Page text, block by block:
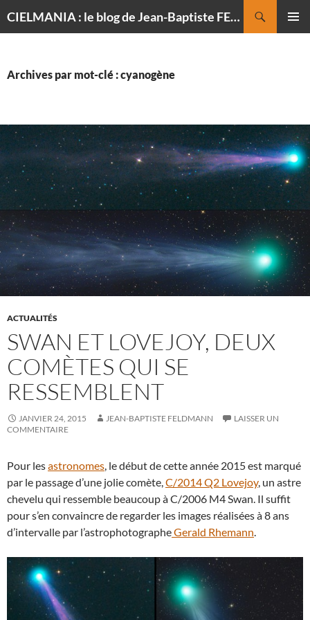
CIELMANIA : le blog de Jean-Baptiste FELDMANN, photographe du ciel
Archives par mot-clé : cyanogène
ACTUALITÉS
SWAN ET LOVEJOY, DEUX
COMÈTES QUI SE
RESSEMBLENT
JANVIER 24, 2015 JEAN-BAPTISTE FELDMANN
LAISSER UN
COMMENTAIRE
Pour lesastronomes, le début de cette année 2015 est marqué
par le passage d’une jolie comète,C/2014 Q2 Lovejoy, un astre
chevelu qui ressemble beaucoup à C/2006 M4 Swan. Il suffit
pour s’en convaincre de regarder les images réalisées à 8 ans
d’intervalle par l’astrophotographeGerald Rhemann.